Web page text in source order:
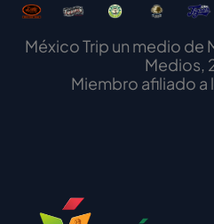
México Trip un medio de
Medios,
Miembro afiliado a